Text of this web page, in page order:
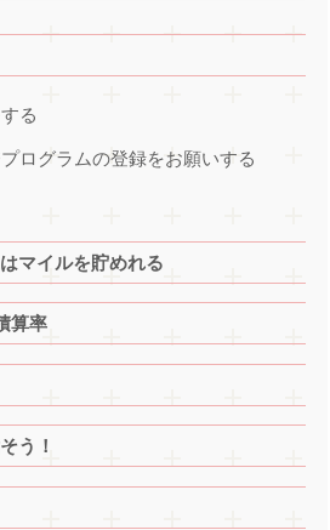
る
ログラムの登録をお願いする
マイルを貯めれる
算率
う！